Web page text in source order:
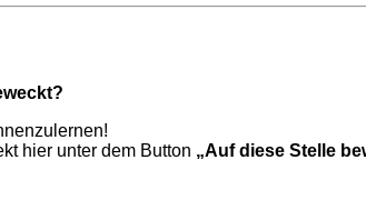
hier unter dem Button „Auf diese Stelle